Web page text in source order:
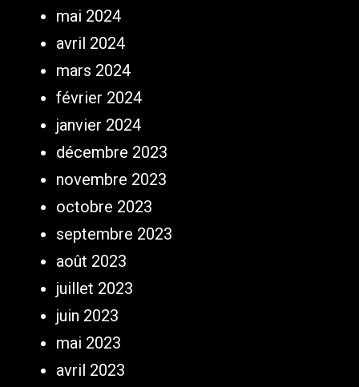
mai 2024
avril 2024
mars 2024
février 2024
janvier 2024
décembre 2023
novembre 2023
octobre 2023
septembre 2023
août 2023
juillet 2023
juin 2023
mai 2023
avril 2023